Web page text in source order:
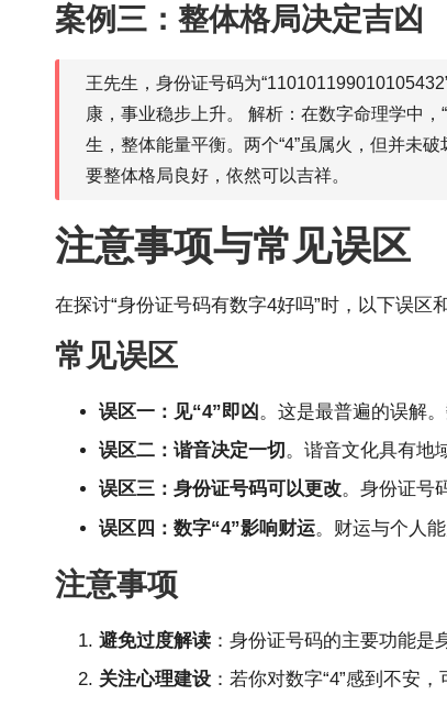
案例三：整体格局决定吉凶
王先生，身份证号码为
康，事业稳步上升。 解析：在数字命理学中，
生，整体能量平衡。两个“4”虽属火，但并未
要整体格局良好，依然可以吉祥。
注意事项与常见误区
在探讨“身份证号码有数字4好吗”时，以下误区
常见误区
误区一：见“4”即凶。这是最普遍的误解
误区二：谐音决定一切 。谐音文化具有地
误区三：身份证号码可以更改。身份证号
误区四：数字“4”影响财运。财运与个人
注意事项
避免过度解读 ：身份证号码的主要功能是
关注心理建设 ：若你对数字“4”感到不安